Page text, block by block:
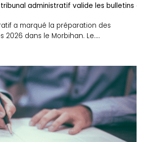
administratif valide les bulletins
a marqué la préparation des
dans le Morbihan. Le....